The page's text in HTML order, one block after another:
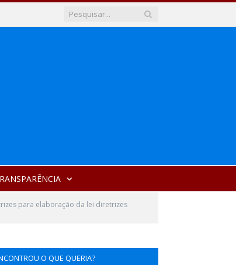
para elaboração da lei diretrizes
O QUE QUERIA?